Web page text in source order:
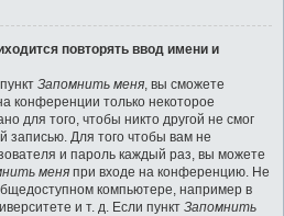
повторять ввод имени и
Запомнить меня, вы сможете
конференции только некоторое
для того, чтобы никто другой не смог
записью. Для того чтобы вам не
и пароль каждый раз, вы можете
меня при входе на конференцию. Не
компьютере, например в
и т. д. Если пункт Запомнить